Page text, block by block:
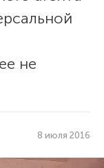
не
8 июля 2016